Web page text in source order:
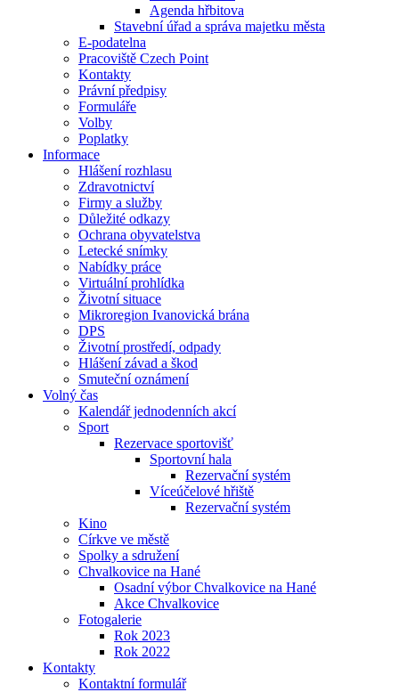
Agenda hřbitova
Stavební úřad a správa majetku města
E-podatelna
Pracoviště Czech Point
Kontakty
Právní předpisy
Formuláře
Volby
Poplatky
Informace
Hlášení rozhlasu
Zdravotnictví
Firmy a služby
Důležité odkazy
Ochrana obyvatelstva
Letecké snímky
Nabídky práce
Virtuální prohlídka
Životní situace
Mikroregion Ivanovická brána
DPS
Životní prostředí, odpady
Hlášení závad a škod
Smuteční oznámení
Volný čas
Kalendář jednodenních akcí
Sport
Rezervace sportovišť
Sportovní hala
Rezervační systém
Víceúčelové hřiště
Rezervační systém
Kino
Církve ve městě
Spolky a sdružení
Chvalkovice na Hané
Osadní výbor Chvalkovice na Hané
Akce Chvalkovice
Fotogalerie
Rok 2023
Rok 2022
Kontakty
Kontaktní formulář